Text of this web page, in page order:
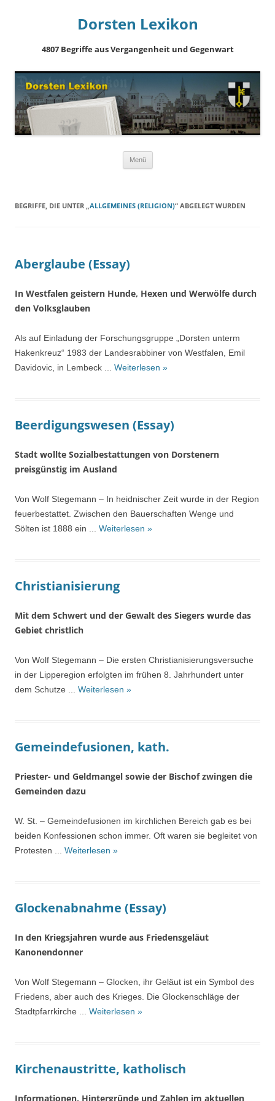
Dorsten Lexikon
4807 Begriffe aus Vergangenheit und Gegenwart
Menü
BEGRIFFE, DIE UNTER „ALLGEMEINES (RELIGION)“ ABGELEGT WURDEN
Aberglaube (Essay)
In Westfalen geistern Hunde, Hexen und Werwölfe durch
den Volksglauben
Als auf Einladung der Forschungsgruppe „Dorsten unterm
Hakenkreuz“ 1983 der Landesrabbiner von Westfalen, Emil
Davidovic, in Lembeck ... Weiterlesen »
Beerdigungswesen (Essay)
Stadt wollte Sozialbestattungen von Dorstenern
preisgünstig im Ausland
Von Wolf Stegemann – In heidnischer Zeit wurde in der Region
feuerbestattet. Zwischen den Bauerschaften Wenge und
Sölten ist 1888 ein ... Weiterlesen »
Christianisierung
Mit dem Schwert und der Gewalt des Siegers wurde das
Gebiet christlich
Von Wolf Stegemann – Die ersten Christianisierungsversuche
in der Lipperegion erfolgten im frühen 8. Jahrhundert unter
dem Schutze ... Weiterlesen »
Gemeindefusionen, kath.
Priester- und Geldmangel sowie der Bischof zwingen die
Gemeinden dazu
W. St. – Gemeindefusionen im kirchlichen Bereich gab es bei
beiden Konfessionen schon immer. Oft waren sie begleitet von
Protesten ... Weiterlesen »
Glockenabnahme (Essay)
In den Kriegsjahren wurde aus Friedensgeläut
Kanonendonner
Von Wolf Stegemann – Glocken, ihr Geläut ist ein Symbol des
Friedens, aber auch des Krieges. Die Glockenschläge der
Stadtpfarrkirche ... Weiterlesen »
Kirchenaustritte, katholisch
Informationen, Hintergründe und Zahlen im aktuellen